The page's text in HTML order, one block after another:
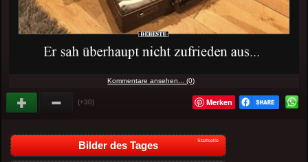
Kommentare ansehen... (0)
(+30) Merken
Bilder des Tages Startseite